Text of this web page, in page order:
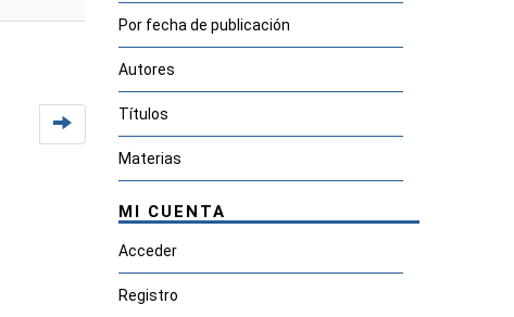
Por fecha de publicación
Autores
Títulos
Materias
MI CUENTA
Acceder
Registro